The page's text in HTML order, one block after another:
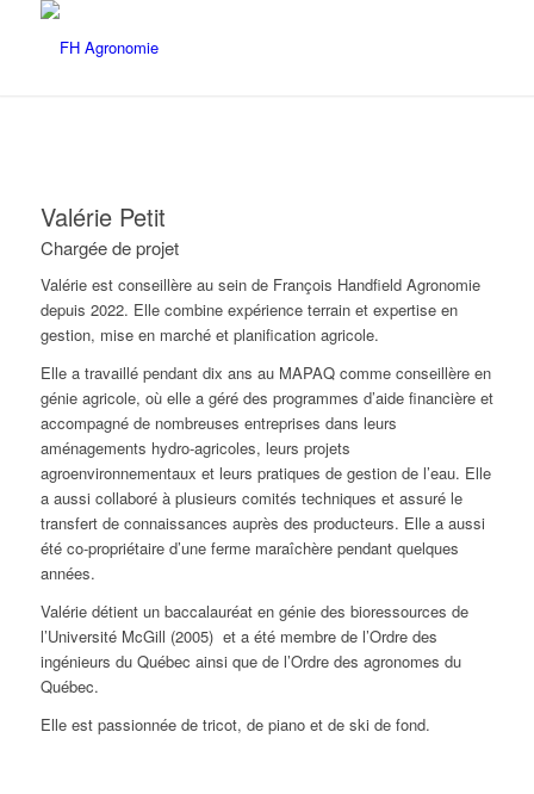
Valérie Petit
Chargée de projet
Valérie est conseillère au sein de François Handfield Agronomie
depuis 2022. Elle combine expérience terrain et expertise en
gestion, mise en marché et planification agricole.
Elle a travaillé pendant dix ans au MAPAQ comme conseillère en
génie agricole, où elle a géré des programmes d’aide financière et
accompagné de nombreuses entreprises dans leurs
aménagements hydro-agricoles, leurs projets
agroenvironnementaux et leurs pratiques de gestion de l’eau. Elle
a aussi collaboré à plusieurs comités techniques et assuré le
transfert de connaissances auprès des producteurs. Elle a aussi
été co-propriétaire d’une ferme maraîchère pendant quelques
années.
Valérie détient un baccalauréat en génie des bioressources de
l’Université McGill (2005) et a été membre de l’Ordre des
ingénieurs du Québec ainsi que de l’Ordre des agronomes du
Québec.
Elle est passionnée de tricot, de piano et de ski de fond.